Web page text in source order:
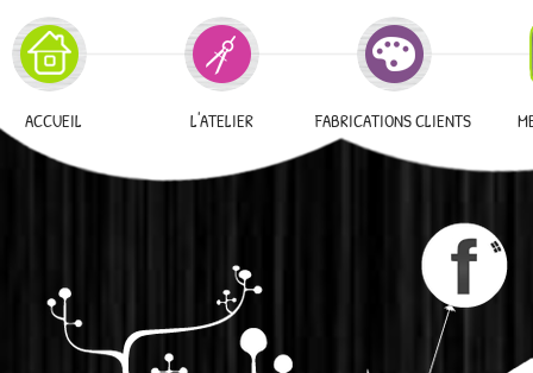
ACCUEIL L'ATELIER FABRICATIONS CLIENTS